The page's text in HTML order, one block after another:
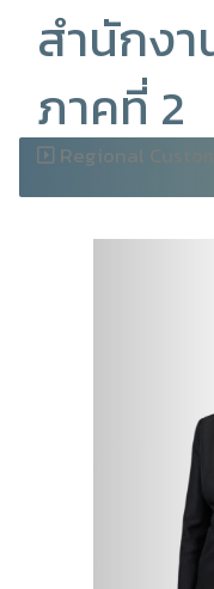
สำนักง
ภาคที่ 2
Regional